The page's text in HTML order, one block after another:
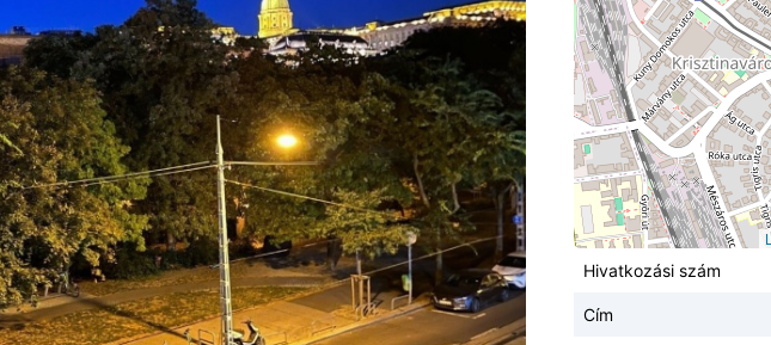
Hivatkozási szám
Cím